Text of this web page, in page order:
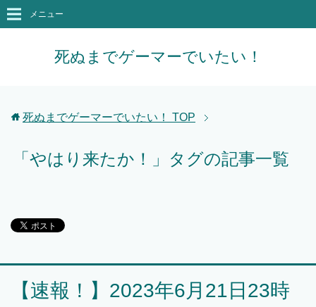
死ぬまでゲーマーでいたい！
メニュー
死ぬまでゲーマーでいたい！ TOP
「やはり来たか！」タグの記事一覧
【速報！】2023年6月21日23時